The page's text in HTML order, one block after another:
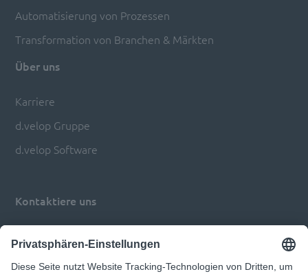
Automatisierung von Prozessen
Transformation von Branchen & Märkten
Über uns
Karriere
d.velop Gruppe
d.velop Software
Kontaktiere uns